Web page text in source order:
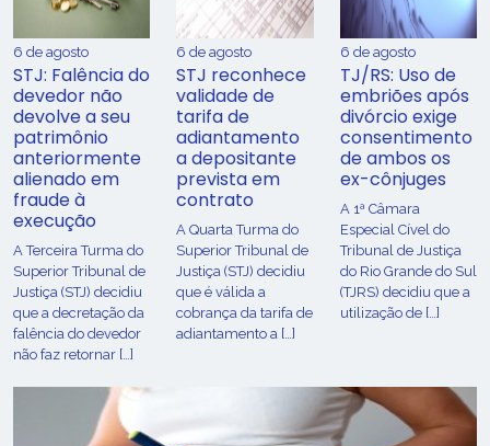
6 de agosto
STJ: Falência do
devedor não
devolve a seu
patrimônio
anteriormente
alienado em
fraude à
execução
A Terceira Turma do
Superior Tribunal de
Justiça (STJ) decidiu
que a decretação da
falência do devedor
não faz retornar […]
6 de agosto
STJ reconhece
validade de
tarifa de
adiantamento
a depositante
prevista em
contrato
A Quarta Turma do
Superior Tribunal de
Justiça (STJ) decidiu
que é válida a
cobrança da tarifa de
adiantamento a […]
6 de agosto
TJ/RS: Uso de
embriões após
divórcio exige
consentimento
de ambos os
ex-cônjuges
A 1ª Câmara
Especial Cível do
Tribunal de Justiça
do Rio Grande do Sul
(TJRS) decidiu que a
utilização de […]